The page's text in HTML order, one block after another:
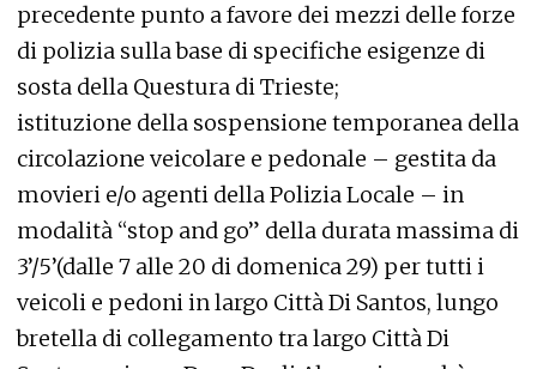
precedente punto a favore dei mezzi delle forze
di polizia sulla base di specifiche esigenze di
sosta della Questura di Trieste;
istituzione della sospensione temporanea della
circolazione veicolare e pedonale – gestita da
movieri e/o agenti della Polizia Locale – in
modalità “stop and go” della durata massima di
3’/5’(dalle 7 alle 20 di domenica 29) per tutti i
veicoli e pedoni in largo Città Di Santos, lungo
bretella di collegamento tra largo Città Di